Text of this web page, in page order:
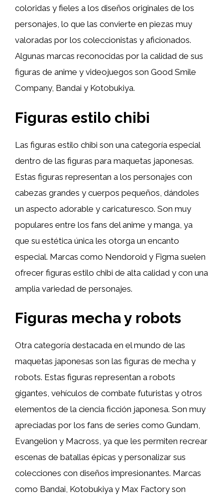
coloridas y fieles a los diseños originales de los
personajes, lo que las convierte en piezas muy
valoradas por los coleccionistas y aficionados.
Algunas marcas reconocidas por la calidad de sus
figuras de anime y videojuegos son Good Smile
Company, Bandai y Kotobukiya.
Figuras estilo chibi
Las figuras estilo chibi son una categoría especial
dentro de las figuras para maquetas japonesas.
Estas figuras representan a los personajes con
cabezas grandes y cuerpos pequeños, dándoles
un aspecto adorable y caricaturesco. Son muy
populares entre los fans del anime y manga, ya
que su estética única les otorga un encanto
especial. Marcas como Nendoroid y Figma suelen
ofrecer figuras estilo chibi de alta calidad y con una
amplia variedad de personajes.
Figuras mecha y robots
Otra categoría destacada en el mundo de las
maquetas japonesas son las figuras de mecha y
robots. Estas figuras representan a robots
gigantes, vehículos de combate futuristas y otros
elementos de la ciencia ficción japonesa. Son muy
apreciadas por los fans de series como Gundam,
Evangelion y Macross, ya que les permiten recrear
escenas de batallas épicas y personalizar sus
colecciones con diseños impresionantes. Marcas
como Bandai, Kotobukiya y Max Factory son